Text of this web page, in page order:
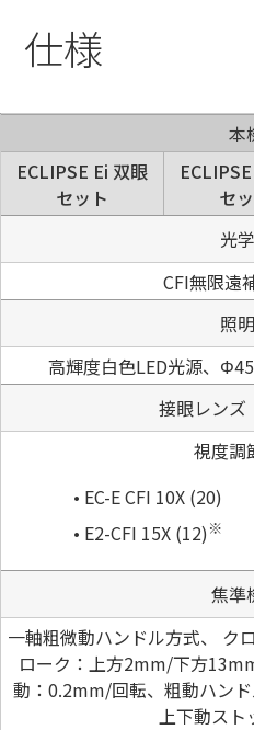
仕様
本
ECLIPSE Ei 双眼
セット
セ
光
CFI無限遠
照
高輝度白色LED光源、
接眼レンズ
視度調
EC-E CFI 10X (20)
E2-CFI 15X (12)※
焦準
一軸粗微動ハンドル方式、 ク
ローク：上方2mm/下方
動：0.2mm/回転、粗動ハン
上下動ス